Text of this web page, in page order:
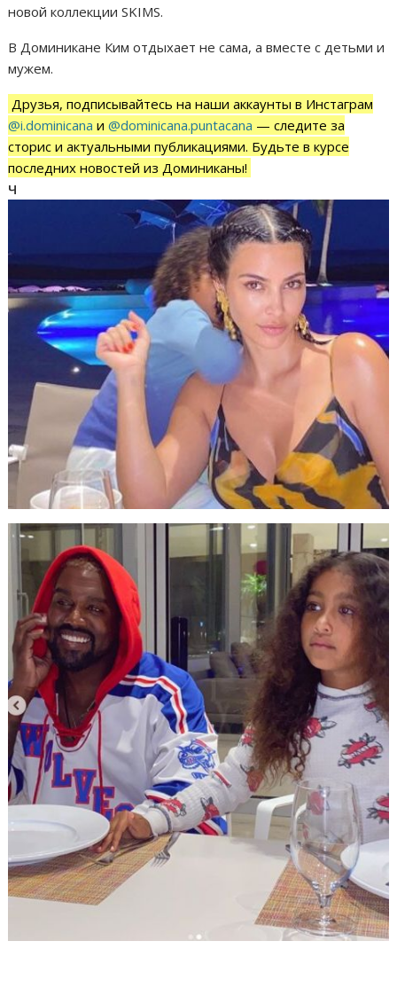
новой коллекции SKIMS.
В Доминикане Ким отдыхает не сама, а вместе с детьми и
мужем.
Друзья, подписывайтесь на наши аккаунты в Инстаграм
@i.dominicana и@dominicana.puntacana — следите за
сторис и актуальными публикациями. Будьте в курсе
последних новостей из Доминиканы!
Ч